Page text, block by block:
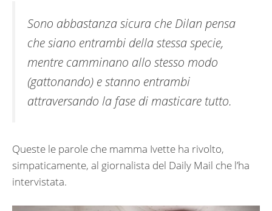
Sono abbastanza sicura che Dilan pensa
che siano entrambi della stessa specie,
mentre camminano allo stesso modo
(gattonando) e stanno entrambi
attraversando la fase di masticare tutto.
Queste le parole che mamma Ivette ha rivolto,
simpaticamente, al giornalista del Daily Mail che l’ha
intervistata.